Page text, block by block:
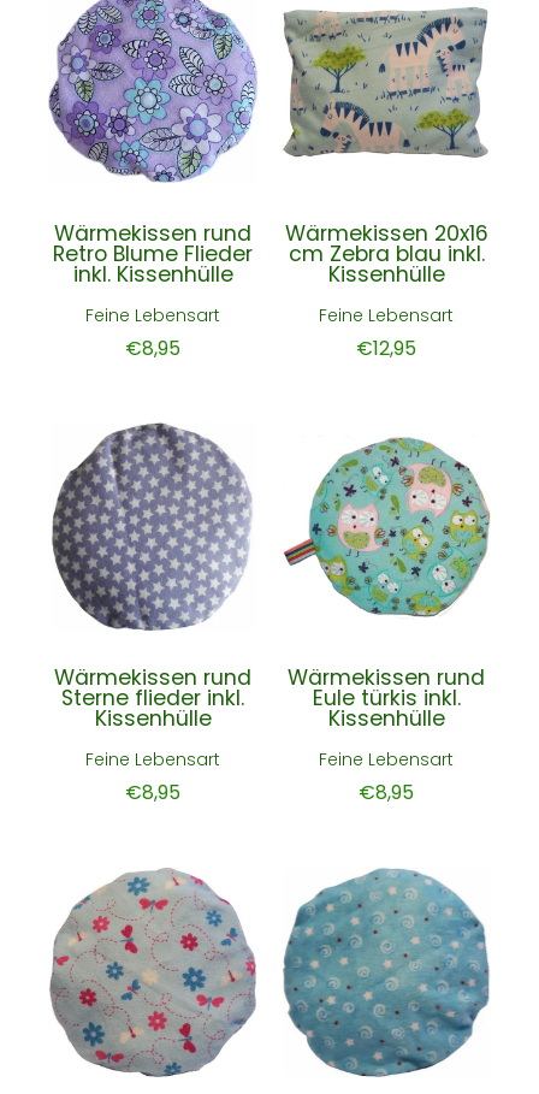
Wärmekissen rund
Retro Blume Flieder
inkl. Kissenhülle
Feine Lebensart
€8,95
Wärmekissen 20x16
cm Zebra blau inkl.
Kissenhülle
Feine Lebensart
€12,95
Wärmekissen rund
Sterne flieder inkl.
Kissenhülle
Feine Lebensart
€8,95
Wärmekissen rund
Eule türkis inkl.
Kissenhülle
Feine Lebensart
€8,95